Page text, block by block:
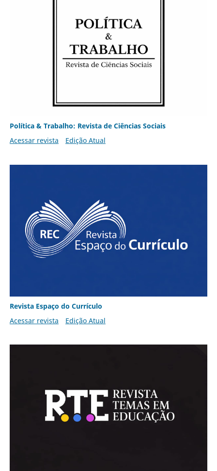
Política & Trabalho: Revista de Ciências Sociais
Acessar revista
Edição Atual
Revista Espaço do Currículo
Acessar revista
Edição Atual